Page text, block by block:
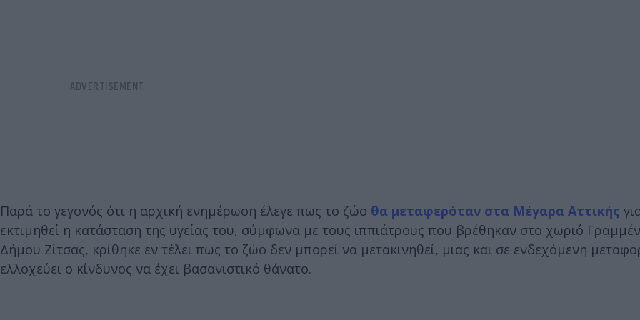
Παρά το γεγονός ότι η αρχική ενημέρωση έλεγε πως το ζώο θα μεταφερόταν στα Μέγαρα Αττικής
εκτιμηθεί η κατάσταση της υγείας του, σύμφωνα με τους ιππιάτρους που βρέθηκαν στο χωριό
Δήμου Ζίτσας, κρίθηκε εν τέλει πως το ζώο δεν μπορεί να μετακινηθεί, μιας και σε ενδεχόμενη
ελλοχεύει ο κίνδυνος να έχει βασανιστικό θάνατο.